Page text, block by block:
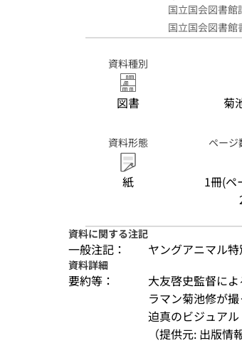
国立国会図書館
国立国会図書館
資料種別
図書 菊
資料形態
紙
ページ
1冊(ペ
資料に関する注記
一般注記： ヤングアニマル
資料詳細
要約等：
大友啓史監督に
ラマン菊池修が
迫真のビジュアル
（提供元: 出版情